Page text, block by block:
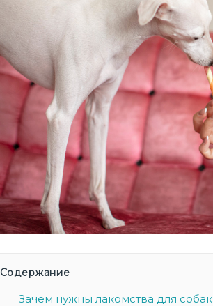
Содержание
Зачем нужны лакомства для собак